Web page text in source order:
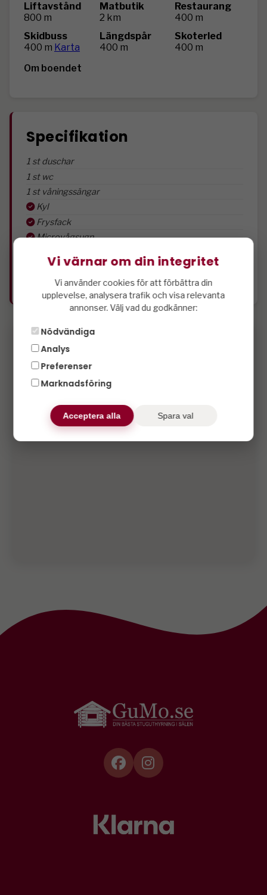
Liftavstånd
800 m
Matbutik
2 km
Restaurang
400 m
Skidbuss
400 m Karta
Längdspår
400 m
Skoterled
400 m
Om boendet
Specifikation
1 st duschar
1 st wc
1 st våningssängar
Kyl
Frysfack
Microvågsugn
Husdjur tillåtet
Vi värnar om din integritet
Vi använder cookies för att förbättra din
upplevelse, analysera trafik och visa relevanta
annonser. Välj vad du godkänner:
Nödvändiga
Analys
Preferenser
Marknadsföring
Acceptera alla Spara val